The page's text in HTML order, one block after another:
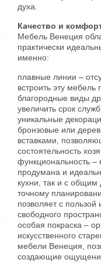
духа.
Качество и
Мебель Венеция
практически
именно:
плавные линии –
встроить эту мебель
благородные виды
увеличить срок
уникальные
бронзовые или
вставками,
состоятельность
функциональность –
продумана и
кухни, так и с
точному
позволяет с пользой
свободного
особая покраска –
искусственного
мебели Венеция,
создающие